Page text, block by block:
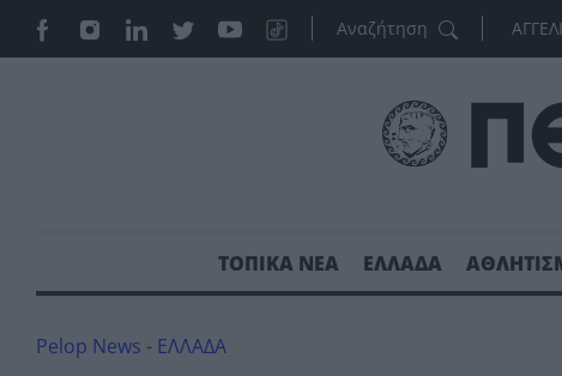
ΤΟΠΙΚΑ ΝΕΑ ΕΛΛΑΔΑ
Pelop News - ΕΛΛΑΔΑ